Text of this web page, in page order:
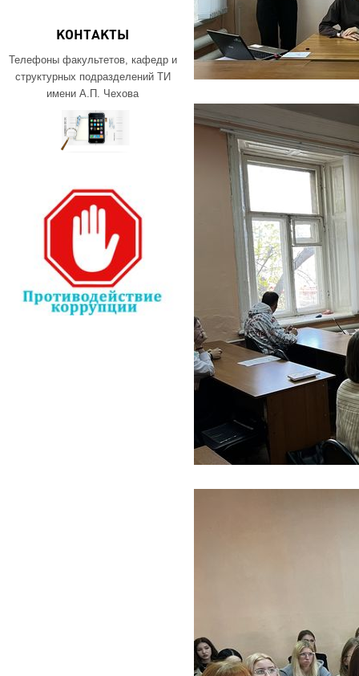
КОНТАКТЫ
Телефоны факультетов, кафедр и
структурных подразделений ТИ
имени А.П. Чехова